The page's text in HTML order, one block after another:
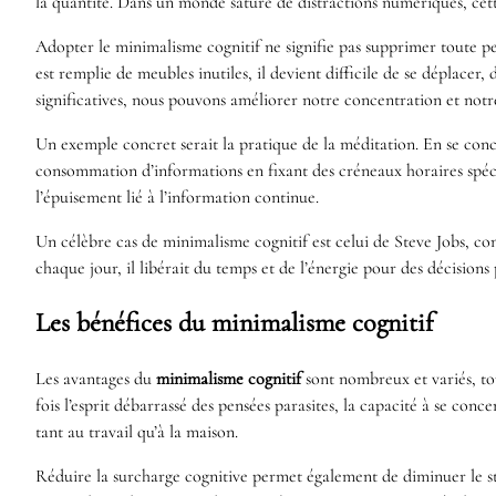
Adopter le minimalisme cognitif ne signifie pas supprimer toute
est remplie de meubles inutiles, il devient difficile de se déplacer,
significatives, nous pouvons améliorer notre concentration et
Un exemple concret serait la pratique de la méditation. En se
consommation d’informations en fixant des créneaux horaires
l’épuisement lié à l’information continue.
Un célèbre cas de minimalisme cognitif est celui de Steve Jobs,
chaque jour, il libérait du temps et de l’énergie pour des
Les bénéfices du minimalisme cognitif
Les avantages du minimalisme cognitifsont nombreux et variés,
fois l’esprit débarrassé des pensées parasites, la capacité à se
tant au travail qu’à la maison.
Réduire la surcharge cognitive permet également de diminuer le